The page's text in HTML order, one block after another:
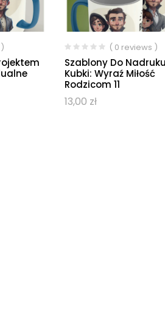
( 0 reviews )
Szablony Do
Kubki: Wyraź Miłość
Rodzicom 11
13,00 zł